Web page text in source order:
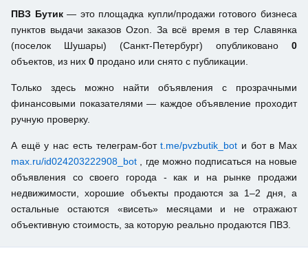
ПВЗ Бутик— это площадка купли/продажи готового бизнеса
пунктов выдачи заказов Ozon. За всё время в тер Славянка
(поселок Шушары) (Санкт-Петербург) опубликовано 0
объектов, из них 0 продано или снято с публикации.
Только здесь можно найти объявления с прозрачными
финансовыми показателями — каждое объявление проходит
ручную проверку.
А ещё у нас есть телеграм-ботt.me/pvzbutik_bot и бот в Max
max.ru/id024203222908_bot
, где можно подписаться на новые
объявления со своего города - как и на рынке продажи
недвижимости, хорошие объекты продаются за 1–2 дня, а
остальные остаются «висеть» месяцами и не отражают
объективную стоимость, за которую реально продаются ПВЗ.